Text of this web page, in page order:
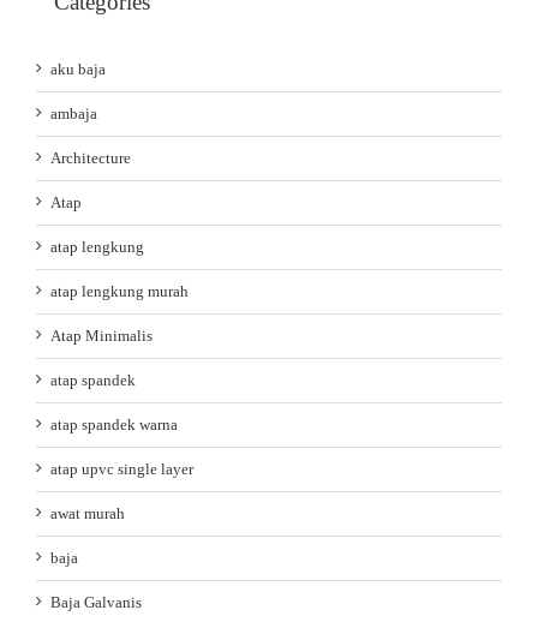
aku baja
ambaja
Architecture
Atap
atap lengkung
atap lengkung murah
Atap Minimalis
atap spandek
atap spandek warna
atap upvc single layer
awat murah
baja
Baja Galvanis